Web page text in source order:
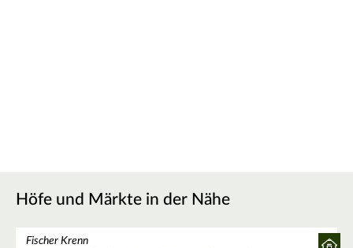
Höfe und Märkte in der Nähe
Fischer Krenn